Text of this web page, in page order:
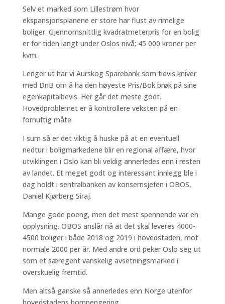
Selv et marked som Lillestrøm hvor
ekspansjonsplanene er store har flust av rimelige
boliger. Gjennomsnittlig kvadratmeterpris for en bolig
er for tiden langt under Oslos nivå; 45 000 kroner per
kvm.
Lenger ut har vi Aurskog Sparebank som tidvis kniver
med DnB om å ha den høyeste Pris/Bok brøk på sine
egenkapitalbevis. Her går det meste godt.
Hovedproblemet er å kontrollere veksten på en
fornuftig måte.
I sum så er det viktig å huske på at en eventuell
nedtur i boligmarkedene blir en regional affære, hvor
utviklingen i Oslo kan bli veldig annerledes enn i resten
av landet. Et meget godt og interessant innlegg ble i
dag holdt i sentralbanken av konsernsjefen i OBOS,
Daniel Kjørberg Siraj.
Mange gode poeng, men det mest spennende var en
opplysning. OBOS anslår nå at det skal leveres 4000-
4500 boliger i både 2018 og 2019 i hovedstaden, mot
normale 2000 per år. Med andre ord peker Oslo seg ut
som et særegent vanskelig avsetningsmarked i
overskuelig fremtid.
Men altså ganske så annerledes enn Norge utenfor